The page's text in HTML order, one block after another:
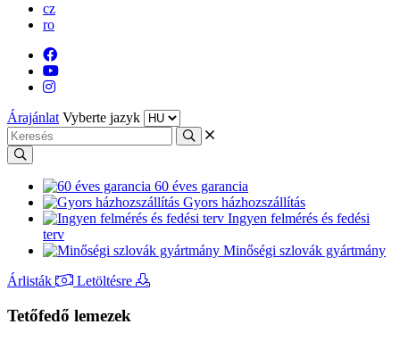
cz
ro
Árajánlat Vyberte jazyk
60 éves garancia
Gyors házhozszállítás
Ingyen felmérés és fedési
terv
Minőségi szlovák gyártmány
Árlisták
Letöltésre
Tetőfedő lemezek